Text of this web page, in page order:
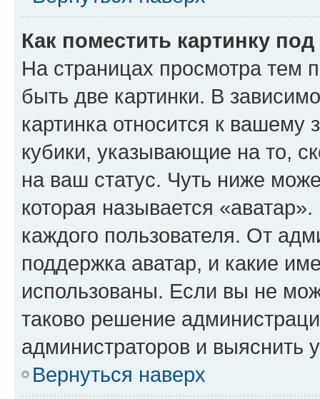
Как поместить картинку
На страницах просмотра тем
быть две картинки. В
картинка относится к
кубики, указывающие на то,
на ваш статус. Чуть ниже
которая называется
каждого пользователя. От
поддержка аватар, и какие
использованы. Если вы не
таково решение
администраторов и выяснить
Вернуться наверх